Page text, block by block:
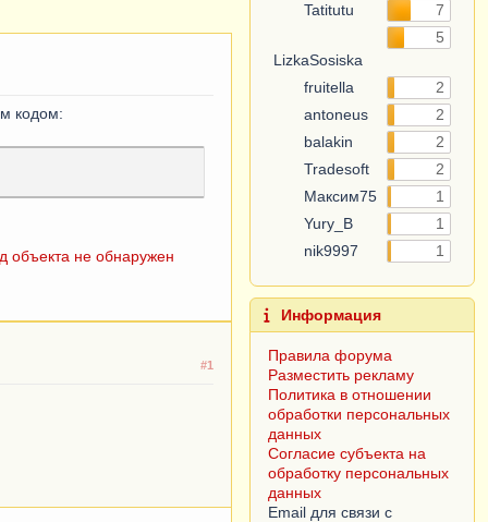
кодом:
объекта не обнаружен
#1
Tatitutu
7
LizkaSosiska
5
fruitella
2
antoneus
2
balakin
2
Tradesoft
2
Максим75
1
Yury_B
1
nik9997
1
Информация
Правила форума
Разместить рекламу
Политика в отношении
обработки персональных
данных
Согласие субъекта на
обработку персональных
данных
Email для связи с